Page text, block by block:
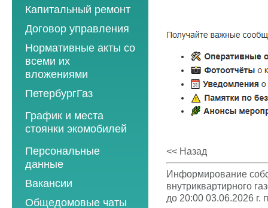
Программы
2013 год
2014 год
2015 год
2016 год
2017 год
2018 год
Капитальный ремонт
Договор управления
Нормативные акты со
всеми их
вложениями
ПетербургГаз
2018 год
2019 год
2020 год
2021 год
2022 год
График и места
стоянки экомобилей
2019 год
2020 год
2021 год
2022 год
Персональные
данные
Вакансии
Общедомовые чаты
<< Назад
Информирование
внутриквартирного
до 20:00 03.06.2026 г.